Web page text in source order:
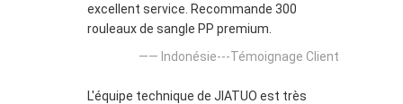
excellent service. Recommande 300
rouleaux de sangle PP premium.
—— Indonésie---Témoignage Client
L'équipe technique de JIATUO est très